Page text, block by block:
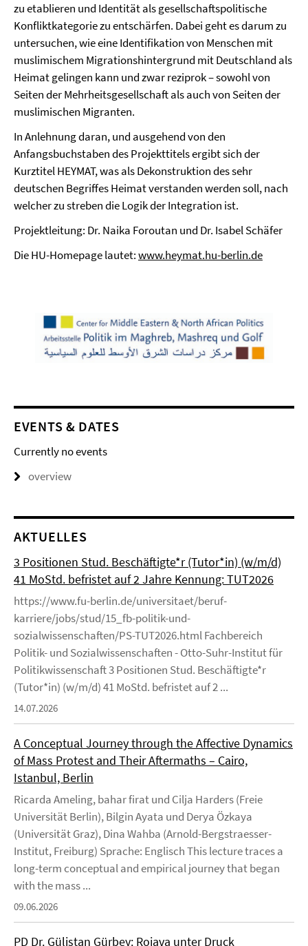
zu etablieren und Identität als gesellschaftspolitische
Konfliktkategorie zu entschärfen. Dabei geht es darum zu
untersuchen, wie eine Identifikation von Menschen mit
muslimischem Migrationshintergrund mit Deutschland als
Heimat gelingen kann und zwar reziprok – sowohl von
Seiten der Mehrheitsgesellschaft als auch von Seiten der
muslimischen Migranten.
In Anlehnung daran, und ausgehend von den
Anfangsbuchstaben des Projekttitels ergibt sich der
Kurztitel HEYMAT, was als Dekonstruktion des sehr
deutschen Begriffes Heimat verstanden werden soll, nach
welcher zu streben die Logik der Integration ist.
Projektleitung: Dr. Naika Foroutan und Dr. Isabel Schäfer
Die HU-Homepage lautet:www.heymat.hu-berlin.de
EVENTS & DATES
Currently no events
overview
AKTUELLES
3 Positionen Stud. Beschäftigte*r (Tutor*in) (w/m/d)
41 MoStd. befristet auf 2 Jahre Kennung: TUT2026
https://www.fu-berlin.de/universitaet/beruf-
karriere/jobs/stud/15_fb-politik-und-
sozialwissenschaften/PS-TUT2026.html Fachbereich
Politik- und Sozialwissenschaften - Otto-Suhr-Institut für
Politikwissenschaft 3 Positionen Stud. Beschäftigte*r
(Tutor*in) (w/m/d) 41 MoStd. befristet auf 2 ...
14.07.2026
A Conceptual Journey through the Affective Dynamics
of Mass Protest and Their Aftermaths – Cairo,
Istanbul, Berlin
Ricarda Ameling, bahar firat und Cilja Harders (Freie
Universität Berlin), Bilgin Ayata und Derya Özkaya
(Universität Graz), Dina Wahba (Arnold-Bergstraesser-
Institut, Freiburg) Sprache: Englisch This lecture traces a
long-term conceptual and empirical journey that began
with the mass ...
09.06.2026
PD Dr. Gülistan Gürbey: Rojava unter Druck